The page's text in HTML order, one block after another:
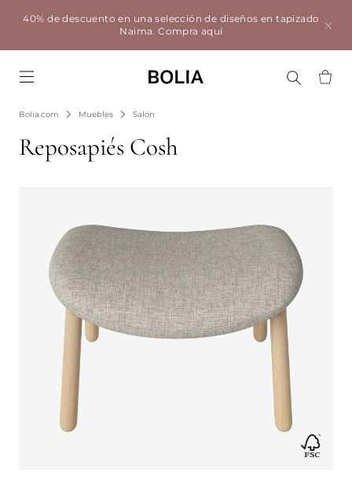
40% de descuento en una selección de diseños en tapizado
Naima.Compra aquí
Bolia.com Muebles Salón
Reposapiés Cosh